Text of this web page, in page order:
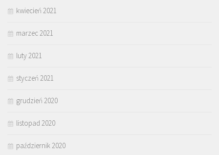
kwiecień 2021
marzec 2021
luty 2021
styczeń 2021
grudzień 2020
listopad 2020
październik 2020